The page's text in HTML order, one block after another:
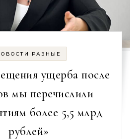
РАЗНЫЕ
ущерба после
мы перечислили
более 5,5 млрд
рублей»